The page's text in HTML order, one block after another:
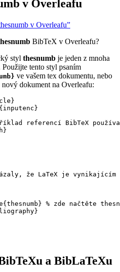
v Overleafu
v Overleafu”
BibTeX v Overleafu?
styl thesnumb je jeden z mnoha
tento styl psaním
ve vašem tex dokumentu, nebo
dokument na Overleafu:
}
inputenc }
referencí BibTeX
že LaTeX je vynikajícím
{thesnumb} % zde načtěte
a BibLaTeXu